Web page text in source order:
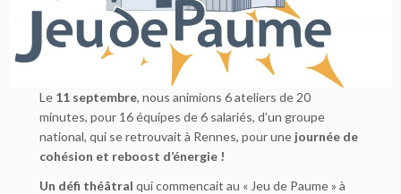
Le 11 septembre, nous animions 6 ateliers de 20
minutes, pour 16 équipes de 6 salariés, d’un groupe
national, qui se retrouvait à Rennes, pour une journée de
cohésion et reboost d’énergie !
Un défi théâtral qui commencait au « Jeu de Paume » à